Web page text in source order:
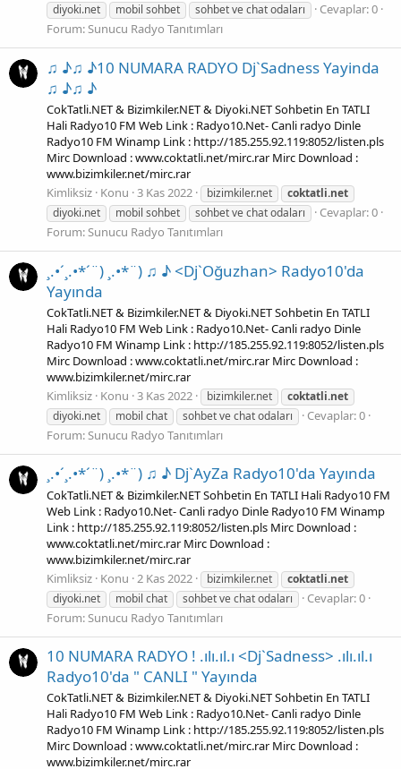
diyoki.net
mobil sohbet sohbet ve chat odaları
Cevaplar: 0
Forum:Sunucu Radyo Tanıtımları
♫ ♪♫ ♪10 NUMARA RADYO Dj`Sadness Yayinda
♫ ♪♫ ♪
CokTatli.NET & Bizimkiler.NET & Diyoki.NET Sohbetin En TATLI
Hali Radyo10 FM Web Link : Radyo10.Net- Canli radyo Dinle
Radyo10 FM Winamp Link : http://185.255.92.119:8052/listen.pls
Mirc Download : www.coktatli.net/mirc.rar Mirc Download :
www.bizimkiler.net/mirc.rar
Kimliksiz Konu 3 Kas 2022 bizimkiler.net
coktatli.net
diyoki.net
mobil sohbet sohbet ve chat odaları
Cevaplar: 0
Forum:Sunucu Radyo Tanıtımları
¸.•´¸.•*´¨) ¸.•*¨) ♫ ♪ <Dj`Oğuzhan> Radyo10'da
Yayında
CokTatli.NET & Bizimkiler.NET & Diyoki.NET Sohbetin En TATLI
Hali Radyo10 FM Web Link : Radyo10.Net- Canli radyo Dinle
Radyo10 FM Winamp Link : http://185.255.92.119:8052/listen.pls
Mirc Download : www.coktatli.net/mirc.rar Mirc Download :
www.bizimkiler.net/mirc.rar
Kimliksiz Konu 3 Kas 2022 bizimkiler.net
coktatli.net
diyoki.net
mobil chat sohbet ve chat odaları
Cevaplar: 0
Forum:Sunucu Radyo Tanıtımları
¸.•´¸.•*´¨) ¸.•*¨) ♫ ♪ Dj`AyZa Radyo10'da Yayında
CokTatli.NET & Bizimkiler.NET Sohbetin En TATLI Hali Radyo10 FM
Web Link : Radyo10.Net- Canli radyo Dinle Radyo10 FM Winamp
Link : http://185.255.92.119:8052/listen.pls Mirc Download :
www.coktatli.net/mirc.rar Mirc Download :
www.bizimkiler.net/mirc.rar
Kimliksiz Konu 2 Kas 2022 bizimkiler.net
coktatli.net
diyoki.net
mobil chat sohbet ve chat odaları
Cevaplar: 0
Forum:Sunucu Radyo Tanıtımları
10 NUMARA RADYO ! .ılı.ıl.ı <Dj`Sadness> .ılı.ıl.ı
Radyo10'da " CANLI " Yayında
CokTatli.NET & Bizimkiler.NET & Diyoki.NET Sohbetin En TATLI
Hali Radyo10 FM Web Link : Radyo10.Net- Canli radyo Dinle
Radyo10 FM Winamp Link : http://185.255.92.119:8052/listen.pls
Mirc Download : www.coktatli.net/mirc.rar Mirc Download :
www.bizimkiler.net/mirc.rar